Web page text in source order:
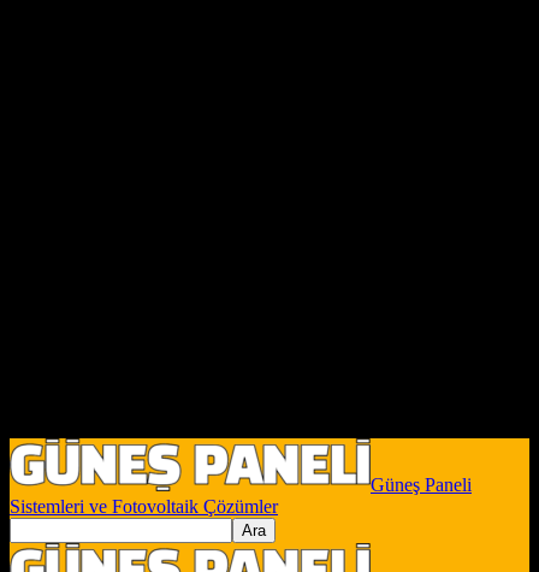
Güneş Paneli
Sistemleri ve Fotovoltaik Çözümler